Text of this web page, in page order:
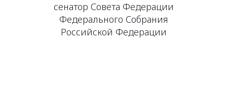
сенатор Совета Федерации
Федерального Собрания
Российской Федерации